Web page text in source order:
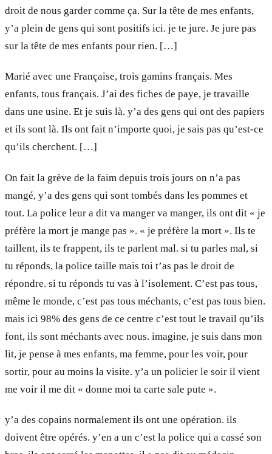
droit de nous garder comme ça. Sur la tête de mes enfants,
y’a plein de gens qui sont positifs ici. je te jure. Je jure pas
sur la tête de mes enfants pour rien. […]
Marié avec une Française, trois gamins français. Mes
enfants, tous français. J’ai des fiches de paye, je travaille
dans une usine. Et je suis là. y’a des gens qui ont des papiers
et ils sont là. Ils ont fait n’importe quoi, je sais pas qu’est-ce
qu’ils cherchent. […]
On fait la grève de la faim depuis trois jours on n’a pas
mangé, y’a des gens qui sont tombés dans les pommes et
tout. La police leur a dit va manger va manger, ils ont dit « je
préfère la mort je mange pas ». « je préfère la mort ». Ils te
taillent, ils te frappent, ils te parlent mal. si tu parles mal, si
tu réponds, la police taille mais toi t’as pas le droit de
répondre. si tu réponds tu vas à l’isolement. C’est pas tous,
même le monde, c’est pas tous méchants, c’est pas tous bien.
mais ici 98% des gens de ce centre c’est tout le travail qu’ils
font, ils sont méchants avec nous. imagine, je suis dans mon
lit, je pense à mes enfants, ma femme, pour les voir, pour
sortir, pour au moins la visite. y’a un policier le soir il vient
me voir il me dit « donne moi ta carte sale pute ».
y’a des copains normalement ils ont une opération. ils
doivent être opérés. y’en a un c’est la police qui a cassé son